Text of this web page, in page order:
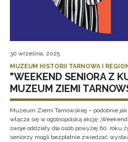
30 września, 2025
MUZEUM HISTORII TARNOWA I
"WEEKEND SENIORA Z
MUZEUM ZIEMI
Muzeum Ziemi Tarnowskiej – podobnie
włącza się w ogólnopolską akcję
swoje oddziały dla osób powyżej 60. roku
seniorzy mogli bezpłatnie zwiedzać